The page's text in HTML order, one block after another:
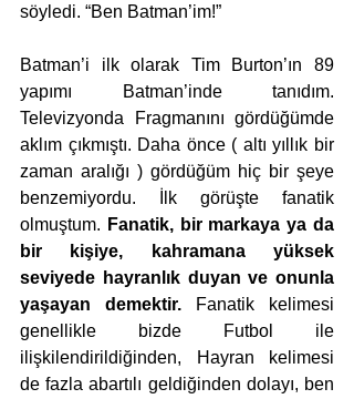
söyledi. “Ben Batman’im!”
Batman’i ilk olarak Tim Burton’ın 89
yapımı Batman’inde tanıdım.
Televizyonda Fragmanını gördüğümde
aklım çıkmıştı. Daha önce ( altı yıllık bir
zaman aralığı ) gördüğüm hiç bir şeye
benzemiyordu. İlk görüşte fanatik
olmuştum. Fanatik, bir markaya ya da
bir kişiye, kahramana yüksek
seviyede hayranlık duyan ve onunla
yaşayan demektir. Fanatik kelimesi
genellikle bizde Futbol ile
ilişkilendirildiğinden, Hayran kelimesi
de fazla abartılı geldiğinden dolayı, ben